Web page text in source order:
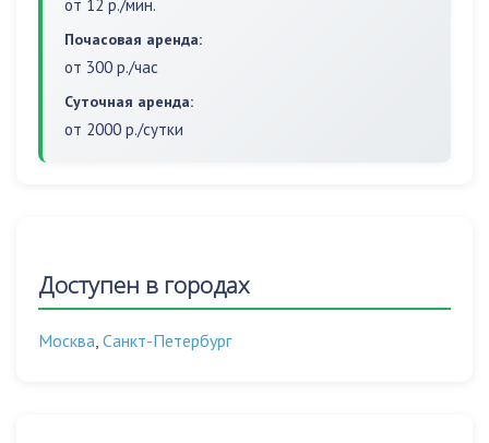
от 12 р./мин.
Почасовая аренда:
от 300 р./час
Суточная аренда:
от 2000 р./сутки
Доступен в городах
Москва, Санкт-Петербург